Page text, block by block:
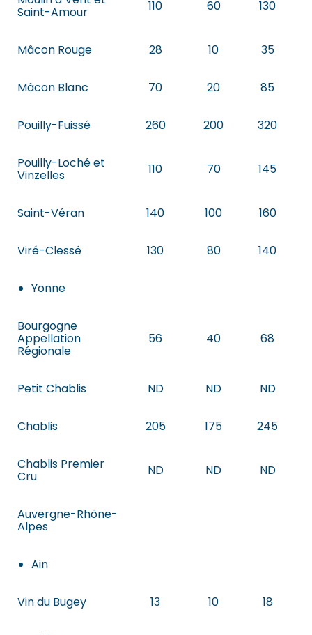
Saint-Amour 110 60 130
Mâcon Rouge 28 10 35
Mâcon Blanc 70 20 85
Pouilly-Fuissé 260 200 320
Pouilly-Loché et
Vinzelles 110 70 145
Saint-Véran 140 100 160
Viré-Clessé 130 80 140
Yonne
Bourgogne
Appellation
Régionale
56 40 68
Petit Chablis ND ND ND
Chablis 205 175 245
Chablis Premier
Cru ND ND ND
Auvergne-Rhône-
Alpes
Ain
Vin du Bugey 13 10 18